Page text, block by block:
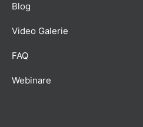
Blog
Video Galerie
FAQ
Webinare